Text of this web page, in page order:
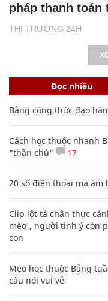
THỊ TRƯỜNG 24H
pháp thanh toán
Đọc nhiều
Bảng công thức đạo
Cách học thuộc nhanh
"thần chú"
17
20 số điện thoại ma
Clip lột tả chân thực
mèo', người tinh ý còn
con
Mẹo học thuộc Bảng
câu nói vui vẻ